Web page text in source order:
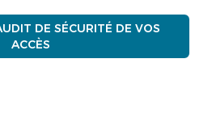
DE SÉCURITÉ DE VOS
ACCÈS